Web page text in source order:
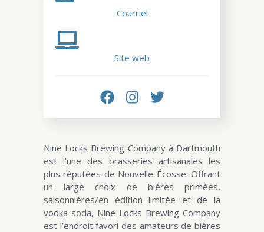
Courriel
Site web
Nine Locks Brewing Company à Dartmouth
est l’une des brasseries artisanales les
plus réputées de Nouvelle-Écosse. Offrant
un large choix de bières primées,
saisonnières/en édition limitée et de la
vodka-soda, Nine Locks Brewing Company
est l’endroit favori des amateurs de bières